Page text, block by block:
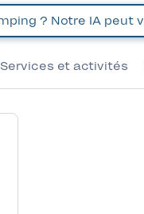
Services et activités